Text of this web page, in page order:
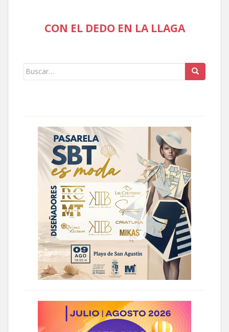
CON EL DEDO EN LA LLAGA
Buscar: